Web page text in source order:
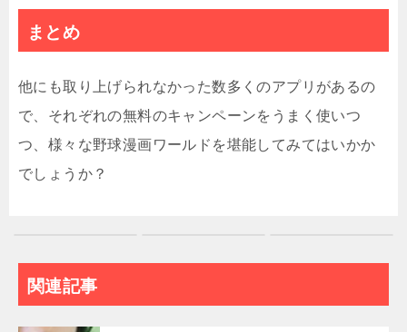
まとめ
他にも取り上げられなかった数多くのアプリがあるの
で、それぞれの無料のキャンペーンをうまく使いつ
つ、様々な野球漫画ワールドを堪能してみてはいかか
でしょうか？
関連記事